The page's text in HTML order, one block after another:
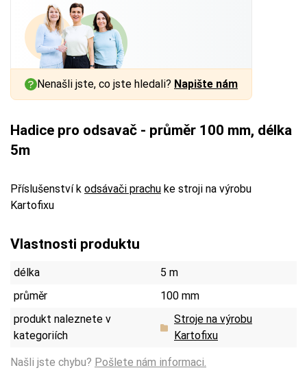
Nenašli jste, co jste hledali? Napište nám
Hadice pro odsavač - průměr 100 mm, délka
5m
Příslušenství k odsávači prachu ke stroji na výrobu
Kartofixu
Vlastnosti produktu
délka
5 m
průměr
100 mm
produkt naleznete v
kategoriích
Stroje na výrobu
Kartofixu
Našli jste chybu? Pošlete nám informaci.